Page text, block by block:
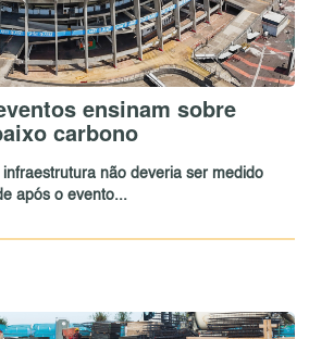
ensinam sobre
carbono
não deveria ser medido
após o evento...